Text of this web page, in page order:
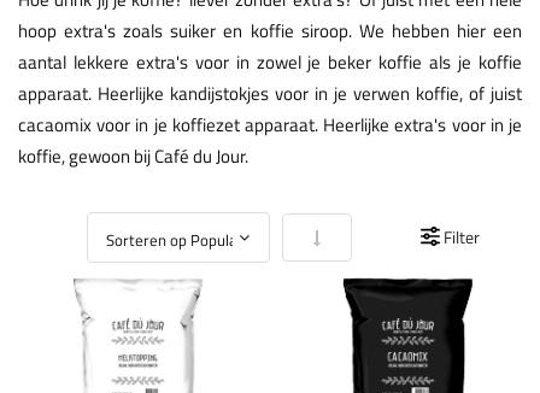
hoop extra's zoals suiker en koffie siroop. We hebben hier een
aantal lekkere extra's voor in zowel je beker koffie als je koffie
apparaat. Heerlijke kandijstokjes voor in je verwen koffie, of juist
cacaomix voor in je koffiezet apparaat. Heerlijke extra's voor in je
koffie, gewoon bij Café du Jour.
Van laag naar hoog sorteren
Filter